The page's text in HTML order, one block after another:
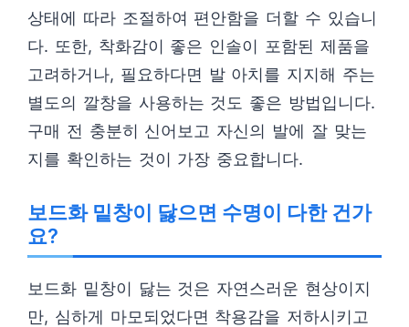
상태에 따라 조절하여 편안함을 더할 수 있습니
다. 또한, 착화감이 좋은 인솔이 포함된 제품을
고려하거나, 필요하다면 발 아치를 지지해 주는
별도의 깔창을 사용하는 것도 좋은 방법입니다.
구매 전 충분히 신어보고 자신의 발에 잘 맞는
지를 확인하는 것이 가장 중요합니다.
보드화 밑창이 닳으면 수명이 다한 건가
요?
보드화 밑창이 닳는 것은 자연스러운 현상이지
만, 심하게 마모되었다면 착용감을 저하시키고